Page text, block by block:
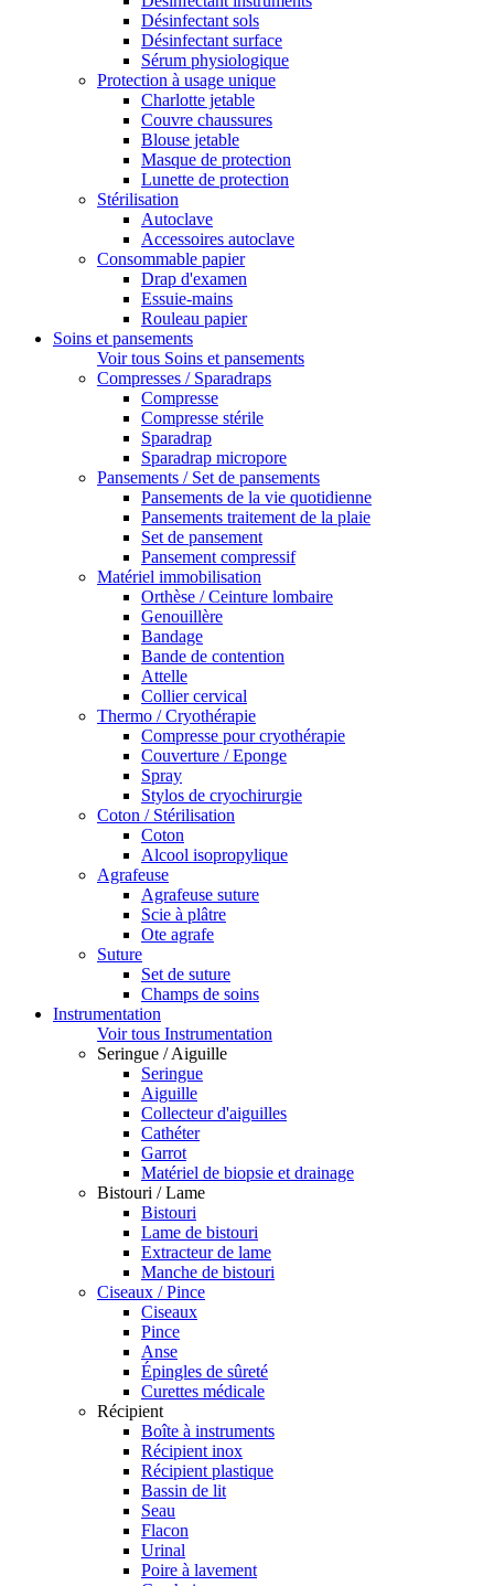
Désinfectant sols
Désinfectant surface
Sérum physiologique
Protection à usage unique
Charlotte jetable
Couvre chaussures
Blouse jetable
Masque de protection
Lunette de protection
Stérilisation
Autoclave
Accessoires autoclave
Consommable papier
Drap d'examen
Essuie-mains
Rouleau papier
Soins et pansements
Voir tous Soins et pansements
Compresses / Sparadraps
Compresse
Compresse stérile
Sparadrap
Sparadrap micropore
Pansements / Set de pansements
Pansements de la vie quotidienne
Pansements traitement de la plaie
Set de pansement
Pansement compressif
Matériel immobilisation
Orthèse / Ceinture lombaire
Genouillère
Bandage
Bande de contention
Attelle
Collier cervical
Thermo / Cryothérapie
Compresse pour cryothérapie
Couverture / Eponge
Spray
Stylos de cryochirurgie
Coton / Stérilisation
Coton
Alcool isopropylique
Agrafeuse
Agrafeuse suture
Scie à plâtre
Ote agrafe
Suture
Set de suture
Champs de soins
Instrumentation
Voir tous Instrumentation
Seringue / Aiguille
Seringue
Aiguille
Collecteur d'aiguilles
Cathéter
Garrot
Matériel de biopsie et drainage
Bistouri / Lame
Bistouri
Lame de bistouri
Extracteur de lame
Manche de bistouri
Ciseaux / Pince
Ciseaux
Pince
Anse
Épingles de sûreté
Curettes médicale
Récipient
Boîte à instruments
Récipient inox
Récipient plastique
Bassin de lit
Seau
Flacon
Urinal
Poire à lavement